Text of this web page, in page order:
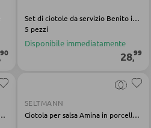
90
Set di ciotole da servizio Benito in gres colorato bambù
5 pezzi
Disponibile immediatamente
28,99
in porcellana verde
SELTMANN
Ciotola per salsa Amina in porcellana grigia